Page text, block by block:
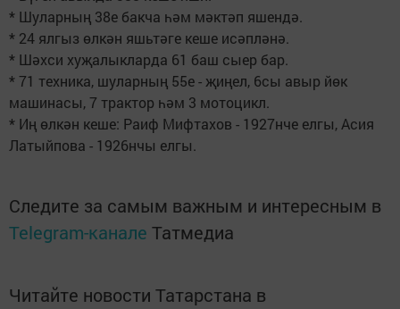
* Шуларның 38е бакча һәм мәктәп яшендә.
* 24 ялгыз өлкән яшьтәге кеше исәпләнә.
* Шәхси хуҗалыкларда 61 баш сыер бар.
* 71 техника, шуларның 55е - җиңел, 6сы авыр йөк
машинасы, 7 трактор һәм 3 мотоцикл.
* Иң өлкән кеше: Раиф Мифтахов - 1927нче елгы, Асия
Латыйпова - 1926нчы елгы.
Следите за самым важным и интересным в
Telegram-канале Татмедиа
Читайте новости Татарстана в